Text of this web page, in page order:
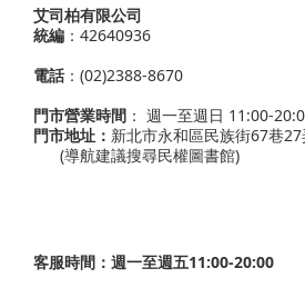
艾司柏有限公司
統編 ：42640936
電話：(02)2388-8670
門市營業時間 ： 週一至週日 11:00-
門市地址： 新北市永和區民族街67巷
(導航建議搜尋民權圖書館)
客服時間：週一至週五11:00-20:00